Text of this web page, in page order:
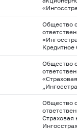
Общество
Кредитное
Общество
Общество
Страховая